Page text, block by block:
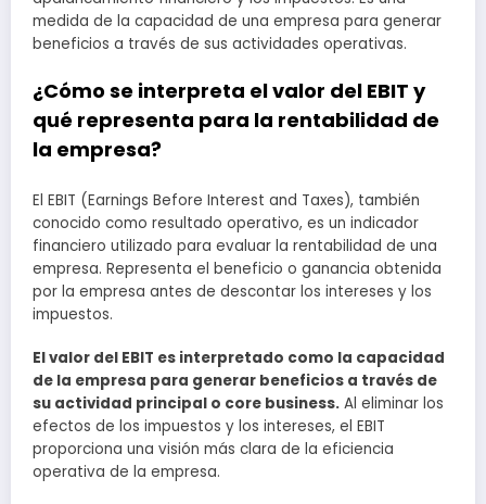
medida de la capacidad de una empresa para generar
beneficios a través de sus actividades operativas.
¿Cómo se interpreta el valor del EBIT y
qué representa para la rentabilidad de
la empresa?
El EBIT (Earnings Before Interest and Taxes), también
conocido como resultado operativo, es un indicador
financiero utilizado para evaluar la rentabilidad de una
empresa. Representa el beneficio o ganancia obtenida
por la empresa antes de descontar los intereses y los
impuestos.
El valor del EBIT es interpretado como la capacidad
de la empresa para generar beneficios a través de
su actividad principal o core business. Al eliminar los
efectos de los impuestos y los intereses, el EBIT
proporciona una visión más clara de la eficiencia
operativa de la empresa.